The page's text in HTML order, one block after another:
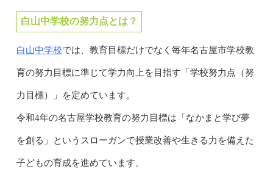
白山中学校の努力点とは？
白山中学校では、教育目標だけでなく毎年名古屋市学校教
育の努力目標に準じて学力向上を目指す「学校努力点（努
力目標）」を定めています。
令和4年の名古屋学校教育の努力目標は「なかまと学び夢
を創る」というスローガンで授業改善や生きる力を備えた
子どもの育成を進めています。